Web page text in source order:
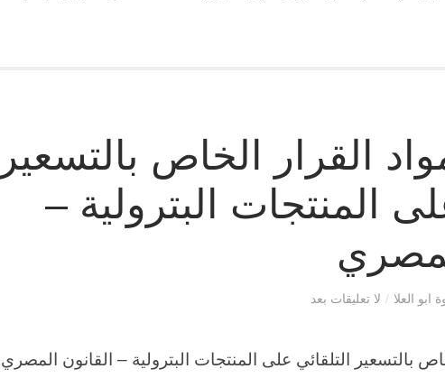
القرار الخاص بالتسعير
المنتجات البترولية –
ابو العلا / لا تعليقات بعد
بالتسعير التلقائي على المنتجات البترولية – القانون المصري